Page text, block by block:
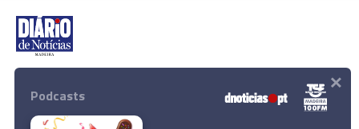
Rua Dr. Fernão de Ornelas, 56 - 3º
291 202 300
Podcasts ×